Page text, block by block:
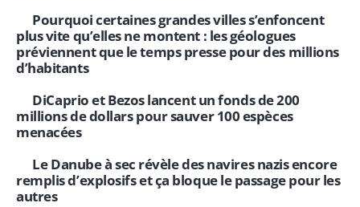
Pourquoi certaines grandes villes s’enfoncent
plus vite qu’elles ne montent : les géologues
préviennent que le temps presse pour des millions
d’habitants
DiCaprio et Bezos lancent un fonds de 200
millions de dollars pour sauver 100 espèces
menacées
Le Danube à sec révèle des navires nazis encore
remplis d’explosifs et ça bloque le passage pour les
autres